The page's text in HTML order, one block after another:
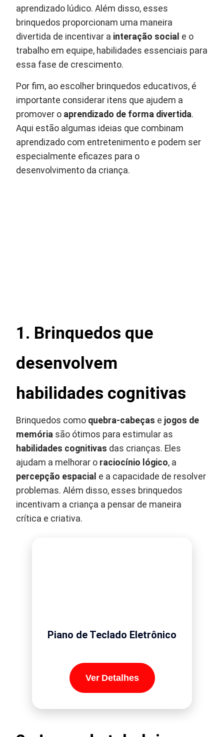
aprendizado lúdico. Além disso, esses
brinquedos proporcionam uma maneira
divertida de incentivar a interação social e o
trabalho em equipe, habilidades essenciais para
essa fase de crescimento.
Por fim, ao escolher brinquedos educativos, é
importante considerar itens que ajudem a
promover o aprendizado de forma divertida.
Aqui estão algumas ideias que combinam
aprendizado com entretenimento e podem ser
especialmente eficazes para o
desenvolvimento da criança.
1. Brinquedos que
desenvolvem
habilidades cognitivas
Brinquedos como quebra-cabeças e jogos de
memória são ótimos para estimular as
habilidades cognitivas das crianças. Eles
ajudam a melhorar o raciocínio lógico, a
percepção espacial e a capacidade de resolver
problemas. Além disso, esses brinquedos
incentivam a criança a pensar de maneira
crítica e criativa.
Piano de Teclado Eletrônico
Ver Detalhes